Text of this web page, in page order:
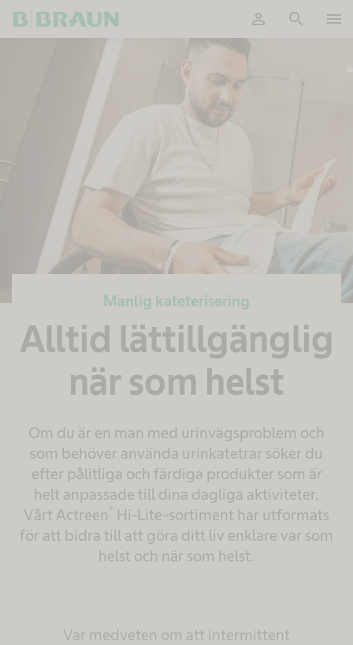
person search menu
Manlig kateterisering
Alltid lättillgänglig
när som helst
Om du är en man med urinvägsproblem och
som behöver använda urinkatetrar söker du
efter pålitliga och färdiga produkter som är
helt anpassade till dina dagliga aktiviteter.
Vårt Actreen
Hi-Lite-sortiment har utformats
för att bidra till att göra ditt liv enklare var som
helst och när som helst.
Var medveten om att intermittent